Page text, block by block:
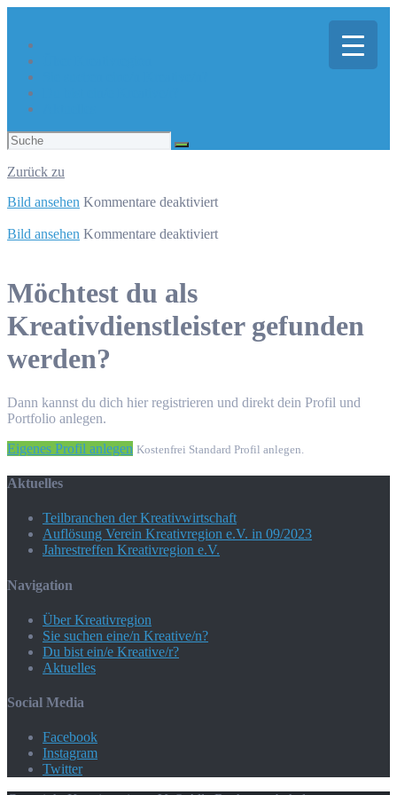
Suchen
nach:
Zurück zu
Bild ansehen Kommentare deaktiviertfür
crossmediale
Bild ansehen Kommentare deaktiviertfür
Möchtest du als
Kreativdienstleister gefunden
werden?
Dann kannst du dich hier registrieren und direkt dein Profil und
Portfolio anlegen.
Eigenes Profil anlegen Kostenfrei Standard Profil anlegen.
Aktuelles
Teilbranchen der Kreativwirtschaft
Auflösung Verein Kreativregion e.V. in 09/2023
Jahrestreffen Kreativregion e.V.
Navigation
Über Kreativregion
Sie suchen eine/n Kreative/n?
Du bist ein/e Kreative/r?
Aktuelles
Social Media
Facebook
Instagram
Twitter